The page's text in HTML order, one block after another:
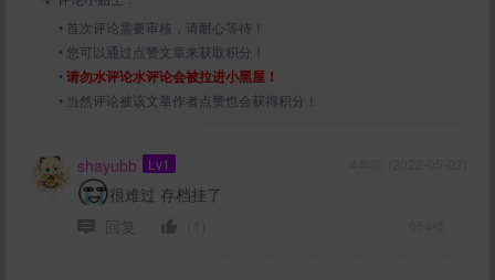
• 首次评论需要审核，请耐心等待！
• 您可以通过点赞文章来获取积分！
• 请勿水评论水评论会被拉进小黑屋！
• 当然评论被该文章作者点赞也会获得积分！
shayubb Lv1
很难过 存档挂了
回复